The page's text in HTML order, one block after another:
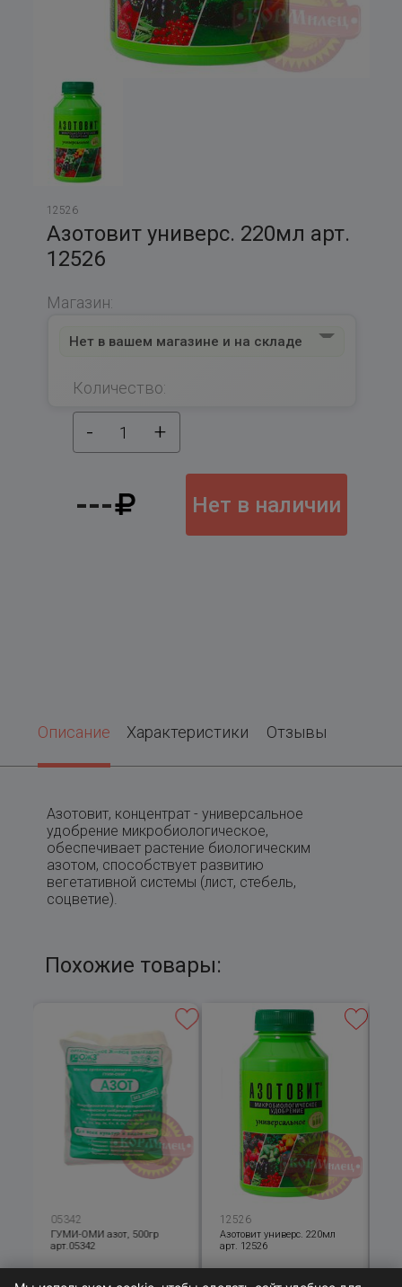
12526
Азотовит универс. 220мл арт.
12526
Магазин:
Нет в вашем магазине и на складе
Количество:
- 1 +
--- Нет в наличии
Описание Характеристики Отзывы
Азотовит, концентрат - универсальное
удобрение микробиологическое,
обеспечивает растение биологическим
азотом, способствует развитию
вегетативной системы (лист, стебель,
соцветие).
Похожие товары:
05342
ГУМИ-ОМИ азот, 500гр
арт.05342
12526
Азотовит универс. 220мл
арт. 12526